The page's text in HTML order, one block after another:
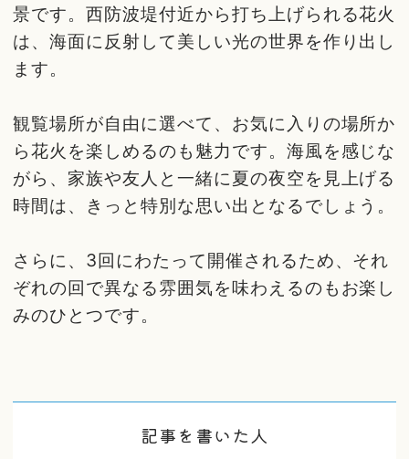
景です。西防波堤付近から打ち上げられる花火
は、海面に反射して美しい光の世界を作り出し
ます。
観覧場所が自由に選べて、お気に入りの場所か
ら花火を楽しめるのも魅力です。海風を感じな
がら、家族や友人と一緒に夏の夜空を見上げる
時間は、きっと特別な思い出となるでしょう。
さらに、3回にわたって開催されるため、それ
ぞれの回で異なる雰囲気を味わえるのもお楽し
みのひとつです。
記事を書いた人